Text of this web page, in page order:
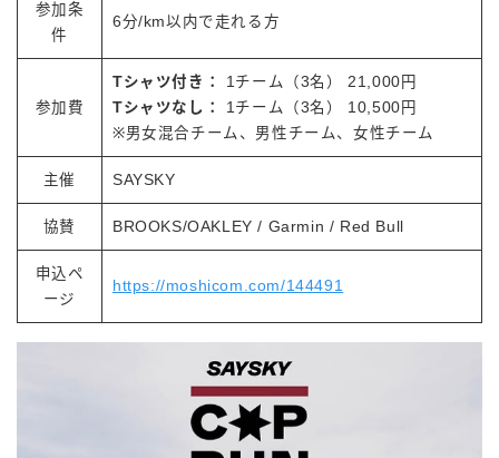
参加条
件
6分/km以内で走れる方
参加費
Tシャツ付き：
1チーム（3名） 21,000円
Tシャツなし：
1チーム（3名） 10,500円
※男女混合チーム、男性チーム、女性チーム
主催 SAYSKY
協賛 BROOKS/OAKLEY / Garmin / Red Bull
申込ペ
ージ
https://moshicom.com/144491